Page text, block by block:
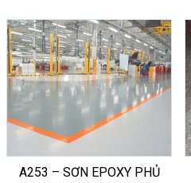
A253 – SƠN EPOXY PHỦ